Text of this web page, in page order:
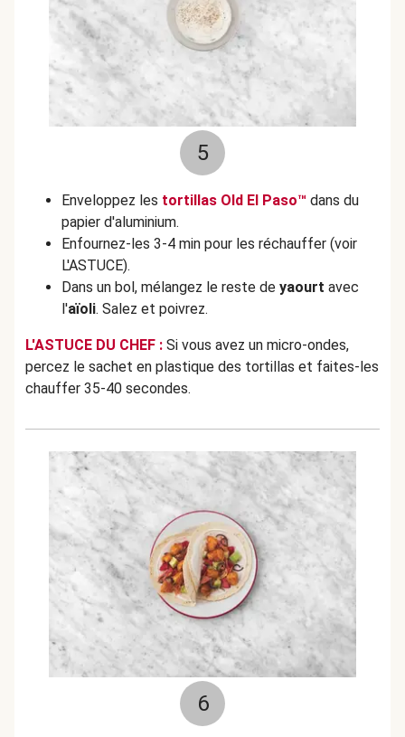
5
Enveloppez les tortillas Old El Paso™ dans du
papier d'aluminium.
Enfournez-les 3-4 min pour les réchauffer (voir
L'ASTUCE).
Dans un bol, mélangez le reste de yaourt avec
l'aïoli. Salez et poivrez.
L'ASTUCE DU CHEF : Si vous avez un micro-ondes,
percez le sachet en plastique des tortillas et faites-les
chauffer 35-40 secondes.
6